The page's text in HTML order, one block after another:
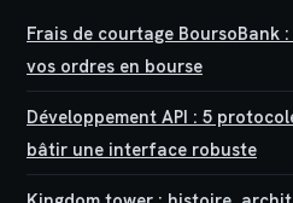
Frais de courtage
vos ordres en bourse
Développement API : 5
bâtir une interface robuste